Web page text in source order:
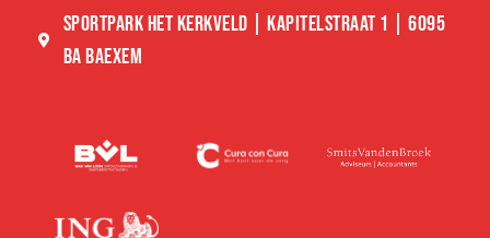
SPORTPARK HET KERKVELD | KAPITELSTRAAT 1 | 6095
BA BAEXEM